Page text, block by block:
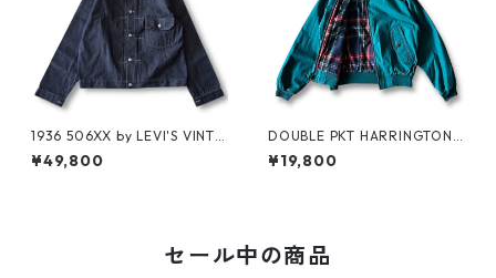
1936 506XX by LEVI'S VINTA
GE GLOTHING NO-WASH
¥49,800
DOUBLE PKT HARRINGTON J
KT by LANDS'END
¥19,800
セール中の商品